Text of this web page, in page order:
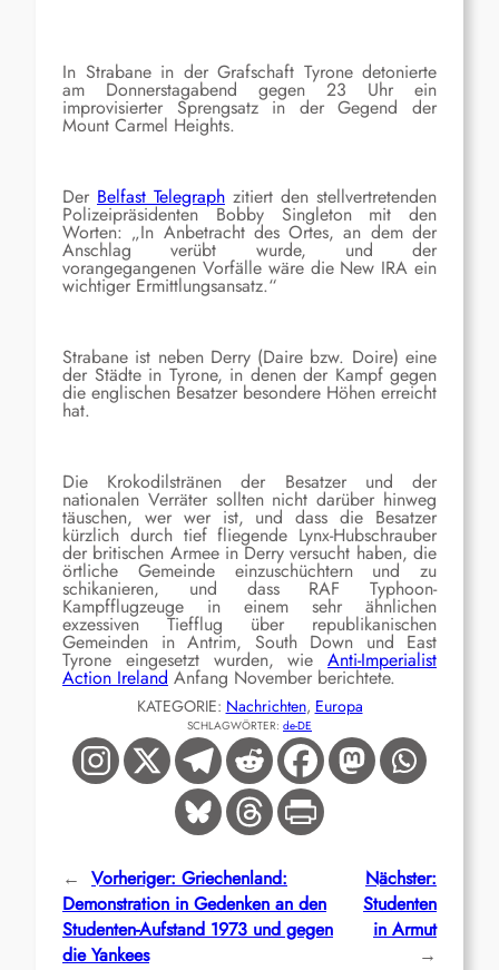
In Strabane in der Grafschaft Tyrone detonierte
am Donnerstagabend gegen 23 Uhr ein
improvisierter Sprengsatz in der Gegend der
Mount Carmel Heights.
Der Belfast Telegraph zitiert den stellvertretenden
Polizeipräsidenten Bobby Singleton mit den
Worten: „In Anbetracht des Ortes, an dem der
Anschlag verübt wurde, und der
vorangegangenen Vorfälle wäre die New IRA ein
wichtiger Ermittlungsansatz.“
Strabane ist neben Derry (Daire bzw. Doire) eine
der Städte in Tyrone, in denen der Kampf gegen
die englischen Besatzer besondere Höhen erreicht
hat.
Die Krokodilstränen der Besatzer und der
nationalen Verräter sollten nicht darüber hinweg
täuschen, wer wer ist, und dass die Besatzer
kürzlich durch tief fliegende Lynx-Hubschrauber
der britischen Armee in Derry versucht haben, die
örtliche Gemeinde einzuschüchtern und zu
schikanieren, und dass RAF Typhoon-
Kampfflugzeuge in einem sehr ähnlichen
exzessiven Tiefflug über republikanischen
Gemeinden in Antrim, South Down und East
Tyrone eingesetzt wurden, wie Anti-Imperialist
Action Ireland Anfang November berichtete.
KATEGORIE: Nachrichten, Europa
SCHLAGWÖRTER: de-DE
← Vorheriger: Griechenland:
Demonstration in Gedenken an den
Studenten-Aufstand 1973 und gegen
die Yankees
Nächster:
Studenten
in Armut
→